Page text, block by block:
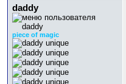
daddy
piece of magic